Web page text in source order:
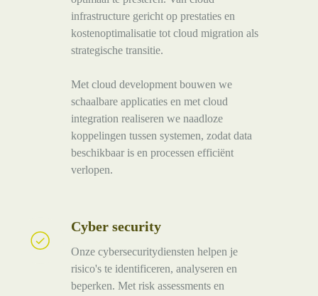
infrastructure gericht op prestaties en
kostenoptimalisatie tot cloud migration als
strategische transitie.
Met cloud development bouwen we
schaalbare applicaties en met cloud
integration realiseren we naadloze
koppelingen tussen systemen, zodat data
beschikbaar is en processen efficiënt
verlopen.
Cyber security
Onze cybersecuritydiensten helpen je
risico's te identificeren, analyseren en
beperken. Met risk assessments en
security